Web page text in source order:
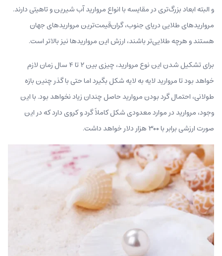
و البته ابعاد بزرگ‌تری در مقایسه با انواع مروارید آب شیرین و تاهیتی دارند.
مرواریدهای طلایی دریای جنوب، گران‌قیمت‌ترین مرواریدهای جهان
هستند و هرچه طلایی‌تر باشند، ارزش این مرواریدها نیز بالاتر است.
برای تشکیل‌ شدن این نوع مروارید، چیزی بین ۲ تا ۴ سال زمان لازم
خواهد بود تا مروارید لایه‌ به‌ لایه شکل بگیرد اما حتی با گذر چنین بازه
طولانی، احتمال گرد بودن مروارید حاصل چندان زیاد نخواهد بود. با این
وجود، مروارید در موارد معدودی شکل کاملاً گرد و کروی دارد که در این
صورت ارزشی برابر با ۳۰۰ هزار دلار خواهد داشت.